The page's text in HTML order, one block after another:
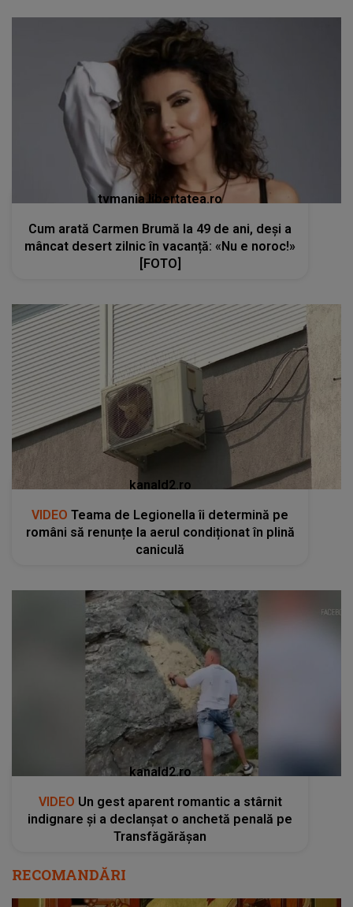
tvmania.libertatea.ro
Cum arată Carmen Brumă la 49 de ani, deși a
mâncat desert zilnic în vacanță: «Nu e noroc!»
[FOTO]
kanald2.ro
VIDEO Teama de Legionella îi determină pe
români să renunțe la aerul condiționat în plină
caniculă
kanald2.ro
VIDEO Un gest aparent romantic a stârnit
indignare și a declanșat o anchetă penală pe
Transfăgărășan
RECOMANDĂRI